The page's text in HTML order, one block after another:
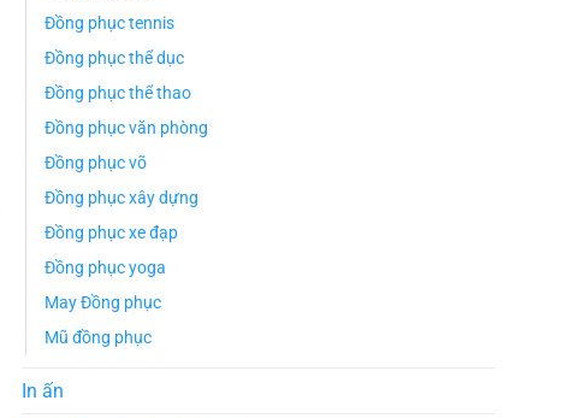
Đồng phục tennis
Đồng phục thể dục
Đồng phục thể thao
Đồng phục văn phòng
Đồng phục võ
Đồng phục xây dựng
Đồng phục xe đạp
Đồng phục yoga
May Đồng phục
Mũ đồng phục
In ấn